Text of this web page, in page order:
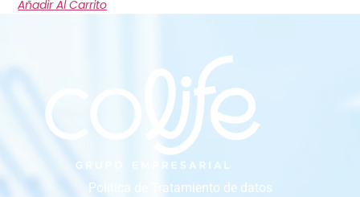
Añadir Al Carrito
Política de Tratamiento de datos